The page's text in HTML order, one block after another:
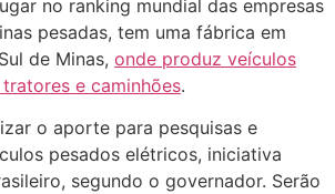
no ranking mundial das empresas
pesadas, tem uma fábrica em
de Minas, onde produz veículos
e caminhões.
o aporte para pesquisas e
pesados elétricos, iniciativa
segundo o governador. Serão